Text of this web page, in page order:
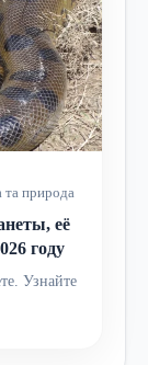
та природа
её
году
Узнайте